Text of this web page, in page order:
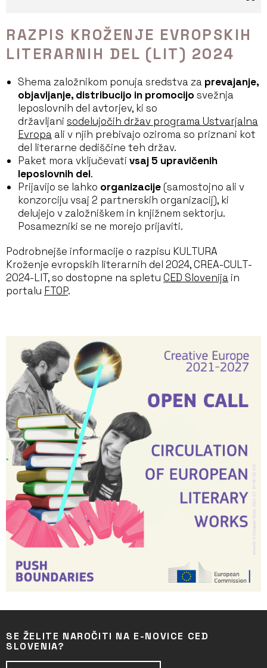
RAZPIS KROŽENJE EVROPSKIH
LITERARNIH DEL (LIT) 2024
Shema založnikom ponuja sredstva za prevajanje,
objavljanje, distribucijo in promocijo svežnja
leposlovnih del avtorjev, ki so
državljani sodelujočih držav programa Ustvarjalna
Evropa ali v njih prebivajo oziroma so priznani kot
del literarne dediščine teh držav.
Paket mora vključevati vsaj 5 upravičenih
leposlovnih del.
Prijavijo se lahko organizacije(samostojno ali v
konzorciju vsaj 2 partnerskih organizacij), ki
delujejo v založniškem in knjižnem sektorju.
Posamezniki se ne morejo prijaviti.
Podrobnejše informacije o razpisu KULTURA
Kroženje evropskih literarnih del 2024, CREA-CULT-
2024-LIT, so dostopne na spletu CED Slovenija in
portalu FTOP.
SE ŽELITE NAROČITI NA E-NOVICE CED
SLOVENIA?